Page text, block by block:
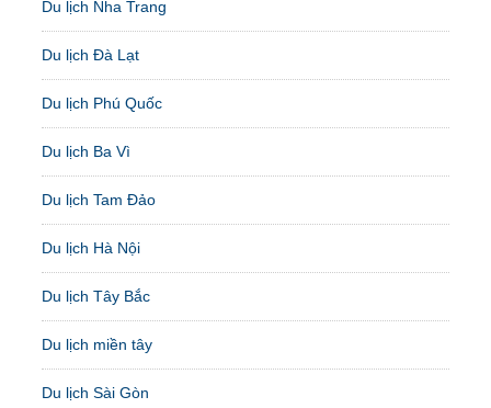
Du lịch Nha Trang
Du lịch Đà Lạt
Du lịch Phú Quốc
Du lịch Ba Vì
Du lịch Tam Đảo
Du lịch Hà Nội
Du lịch Tây Bắc
Du lịch miền tây
Du lịch Sài Gòn